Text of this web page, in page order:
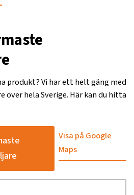
produkt? Vi har ett helt gäng med
över hela Sverige. Här kan du hitta
Visa på Google
Maps